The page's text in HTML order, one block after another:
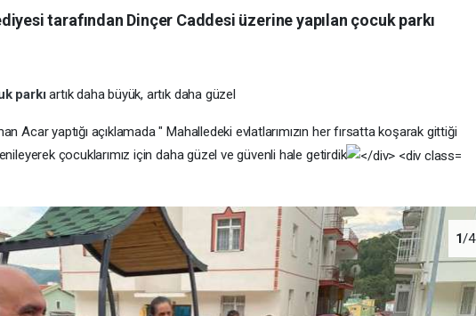
tarafından Dinçer Caddesi üzerine yapılan çocuk parkı
parkıartık daha büyük, artık daha güzel
Acar yaptığı açıklamada " Mahalledeki evlatlarımızın her fırsatta koşarak gittiği
çocuklarımız için daha güzel ve güvenli hale getirdik
1/4